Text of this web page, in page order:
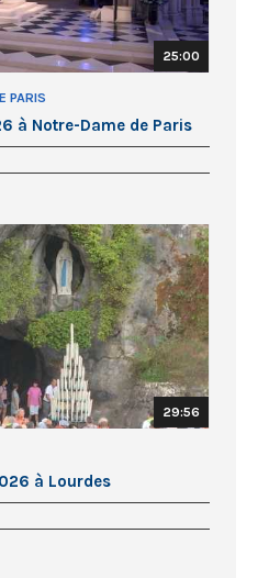
25:00
PARIS
à Notre-Dame de Paris
29:56
à Lourdes